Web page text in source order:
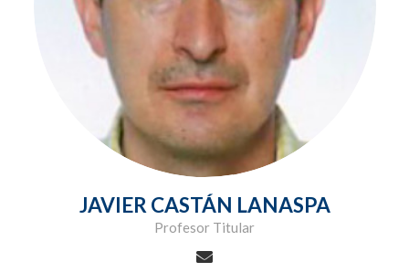
JAVIER CASTÁN LANASPA
Profesor Titular